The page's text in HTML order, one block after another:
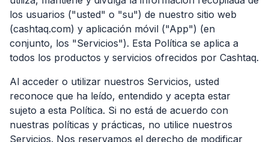
los usuarios ("usted" o "su") de nuestro sitio web
(cashtaq.com) y aplicación móvil ("App") (en
conjunto, los "Servicios"). Esta Política se aplica a
todos los productos y servicios ofrecidos por Cashtaq.
Al acceder o utilizar nuestros Servicios, usted
reconoce que ha leído, entendido y acepta estar
sujeto a esta Política. Si no está de acuerdo con
nuestras políticas y prácticas, no utilice nuestros
Servicios. Nos reservamos el derecho de modificar